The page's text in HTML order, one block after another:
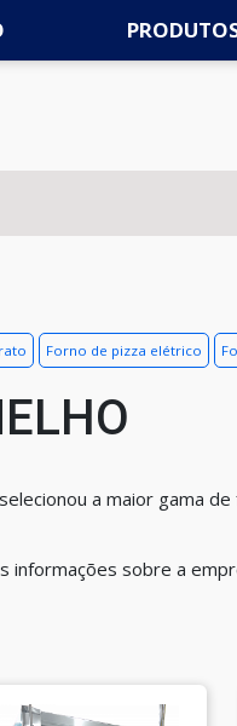
Forno de pizza elétrico
a maior gama
sobre a